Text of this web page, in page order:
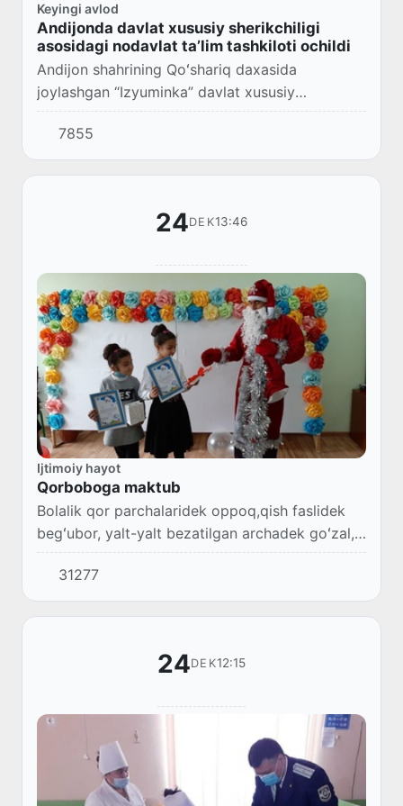
Keyingi avlod
Andijonda davlat xususiy sherikchiligi
asosidagi nodavlat taʼlim tashkiloti ochildi
Andijon shahrining Qoʻshariq daxasida
joylashgan “Izyuminka” davlat xususiy
sherikchiligi asosidagi nodavlat taʼlim
tashkilotining ochilish marosimi boʻlib oʻtdi.
7855
24DEK13:46
Ijtimoiy hayot
Qorboboga maktub
Bolalik qor parchalaridek oppoq,qish faslidek
begʻubor, yalt-yalt bezatilgan archadek goʻzal,
ertakdagi sarguzasht misol moʻjizalarga boy,
qoʻngʻiroq ovozi singari shodliklarga bez...
31277
24DEK12:15